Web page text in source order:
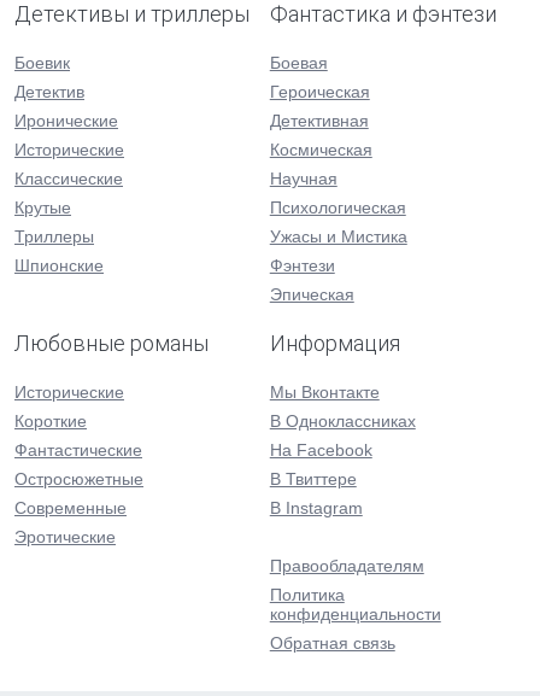
Детективы и триллеры
Боевик
Детектив
Иронические
Исторические
Классические
Крутые
Триллеры
Шпионские
Фантастика и фэнтези
Боевая
Героическая
Детективная
Космическая
Научная
Психологическая
Ужасы и Мистика
Фэнтези
Эпическая
Любовные романы
Исторические
Короткие
Фантастические
Остросюжетные
Современные
Эротические
Информация
Мы Вконтакте
В Одноклассниках
На Facebook
В Твиттере
В Instagram
Правообладателям
Политика
конфиденциальности
Обратная связь